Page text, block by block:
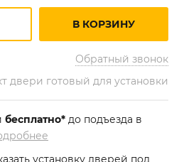
Обратный звонок
В КОРЗИНУ
двери готовый для установки
бесплатно* до подъезда в
установку дверей под